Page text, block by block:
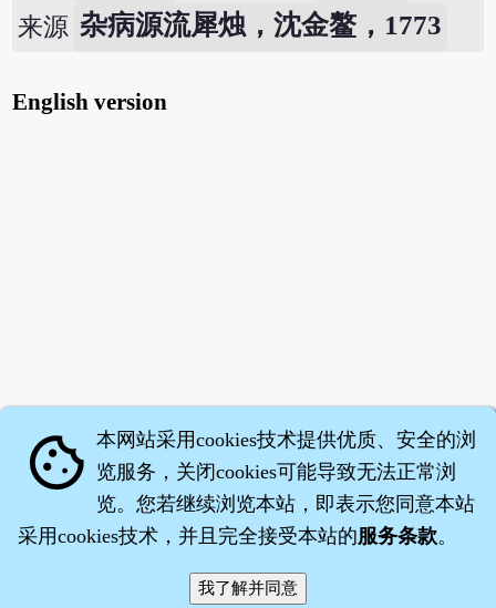
来源 杂病源流犀烛，沈金鳌，1773
English version
·沈药子©2008～2026
cookie 本网站采用cookies技术提供优质、安全的浏
览服务，关闭cookies可能导致无法正常浏
览。您若继续浏览本站，即表示您同意本站
采用cookies技术，并且完全接受本站的服务条款。